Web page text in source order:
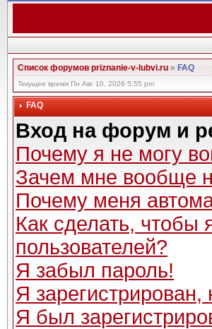
Список форумов priznanie-v-lubvi.ru»FAQ
Текущее время Пн Авг 10, 2026 5:55 pm
FAQ
Вход на форум и
Почему я не могу
Зачем мне вообще
Почему меня
Как сделать, чтобы
пользователей?
Я забыл пароль!
Я зарегистрирован,
Я был